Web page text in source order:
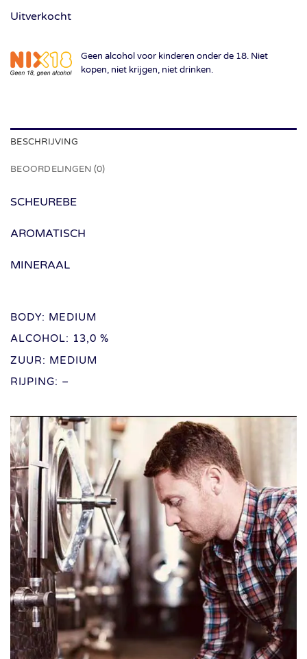
Uitverkocht
Geen alcohol voor kinderen onder de 18. Niet
kopen, niet krijgen, niet drinken.
BESCHRIJVING
BEOORDELINGEN (0)
SCHEUREBE
AROMATISCH
MINERAAL
BODY: MEDIUM
ALCOHOL: 13,0 %
ZUUR: MEDIUM
RIJPING: –